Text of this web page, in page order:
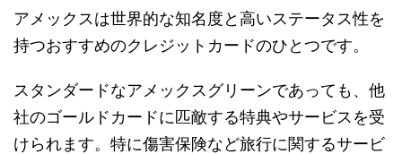
アメックスは世界的な知名度と高いステータス性を
持つおすすめのクレジットカードのひとつです。
スタンダードなアメックスグリーンであっても、他
社のゴールドカードに匹敵する特典やサービスを受
けられます。特に傷害保険など旅行に関するサービ